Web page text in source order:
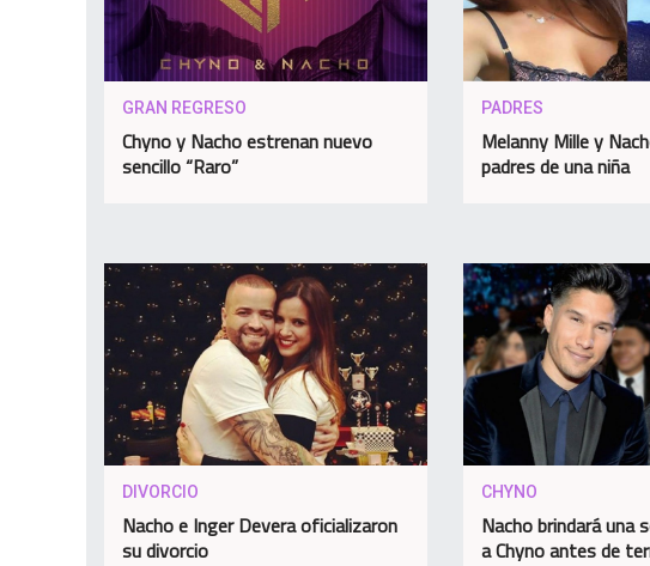
GRAN REGRESO
Chyno y Nacho estrenan nuevo
sencillo “Raro”
PADRES
Melanny Mille y
padres de una niña
DIVORCIO
Nacho e Inger Devera oficializaron
su divorcio
CHYNO
Nacho brindará una
a Chyno antes de